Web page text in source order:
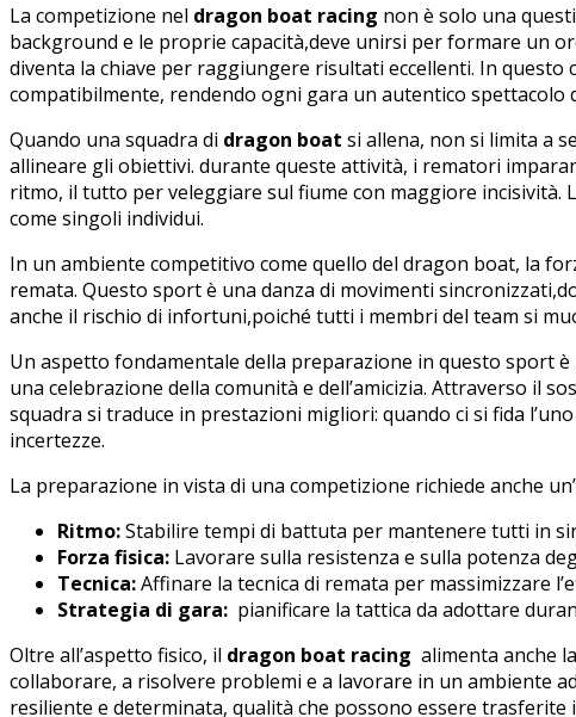
La competizione ⁤nel dragon boat racing non è solo una
background e le proprie capacità,deve unirsi per formare un
⁤diventa la chiave per ‍raggiungere risultati ⁤eccellenti. In
compatibilmente, rendendo⁤ ogni gara un autentico spettacolo
Quando una ‍squadra ⁤di⁤ dragon boat si​ allena, ​non ‍si⁤ limita a
allineare gli obiettivi. durante queste attività,‍ i rematori
ritmo,⁢ il tutto ​per veleggiare sul fiume con maggiore⁣ incisività.‍
come ​singoli individui.
In un ambiente competitivo come quello‍ del‍ dragon⁣ boat, ⁤la
remata. Questo sport è una danza di movimenti
‌anche il rischio di infortuni,poiché‍ tutti i‍ membri del team ⁢si
Un aspetto fondamentale della preparazione in⁢ questo ⁢sport⁣
una celebrazione della comunità e dell’amicizia. Attraverso il
squadra si traduce in⁤ prestazioni ​migliori: quando ci⁣ si fida
incertezze.
La preparazione ⁤in vista‍ di​ una​ competizione richiede anche⁤
Ritmo:Stabilire ⁣tempi di battuta per mantenere ​tutti in
Forza fisica: Lavorare ⁤sulla‍ resistenza e sulla potenza
Tecnica:Affinare la‍ tecnica di ⁢remata⁣ per massimizzare
Strategia di ⁤gara:
pianificare la tattica da adottare
Oltre all’aspetto fisico, il dragon ‍boat racing
alimenta anche
collaborare, a risolvere ⁢problemi e a lavorare in un ambiente
resiliente e determinata,‌ qualità che possono essere trasferite